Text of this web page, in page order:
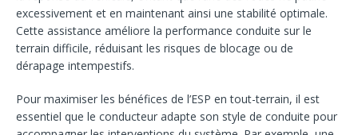
excessivement et en maintenant ainsi une stabilité optimale.
Cette assistance améliore la performance conduite sur le
terrain difficile, réduisant les risques de blocage ou de
dérapage intempestifs.
Pour maximiser les bénéfices de l’ESP en tout-terrain, il est
essentiel que le conducteur adapte son style de conduite pour